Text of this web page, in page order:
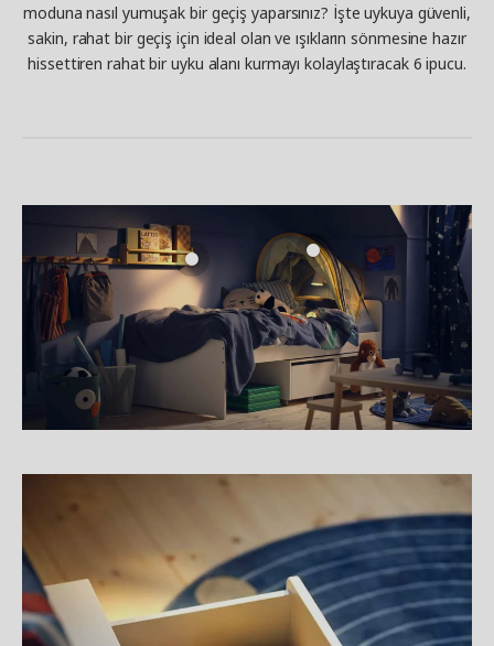
moduna nasıl yumuşak bir geçiş yaparsınız? İşte uykuya güvenli,
sakin, rahat bir geçiş için ideal olan ve ışıkların sönmesine hazır
hissettiren rahat bir uyku alanı kurmayı kolaylaştıracak 6 ipucu.​